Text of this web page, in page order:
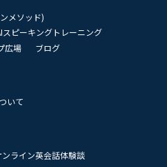
メソッド)
スピーキングトレーニング
広場
ブログ
いて
ンライン英会話体験談